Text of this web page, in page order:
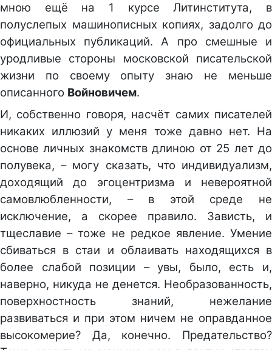
мною ещё на 1 курсе Литинститута, в
полуслепых машинописных копиях, задолго до
официальных публикаций. А про смешные и
уродливые стороны московской писательской
жизни по своему опыту знаю не меньше
описанного Войновичем.
И, собственно говоря, насчёт самих писателей
никаких иллюзий у меня тоже давно нет. На
основе личных знакомств длиною от 25 лет до
полувека, – могу сказать, что индивидуализм,
доходящий до эгоцентризма и невероятной
самовлюбленности, – в этой среде не
исключение, а скорее правило. Зависть, и
тщеславие – тоже не редкое явление. Умение
сбиваться в стаи и облаивать находящихся в
более слабой позиции – увы, было, есть и,
наверно, никуда не денется. Необразованность,
поверхностность знаний, нежелание
развиваться и при этом ничем не оправданное
высокомерие? Да, конечно. Предательство?